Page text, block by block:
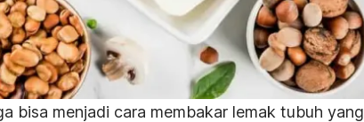
bisa menjadi cara membakar lemak tubuh yang